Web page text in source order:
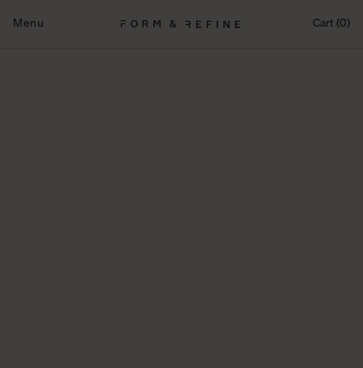
Menu Cart (0)